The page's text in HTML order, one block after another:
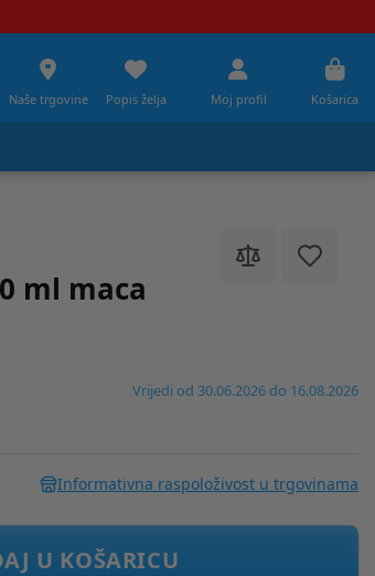
Naše trgovine Popis želja Moj profil Košarica
ml maca
Vrijedi od 30.06.2026 do 16.08.2026
Informativna raspoloživost u trgovinama
U KOŠARICU